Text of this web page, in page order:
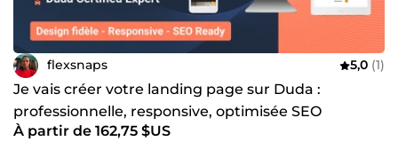
flexsnaps 5,0 (1)
Je vais créer votre landing page sur Duda :
professionnelle, responsive, optimisée SEO
À partir de 162,75 $US